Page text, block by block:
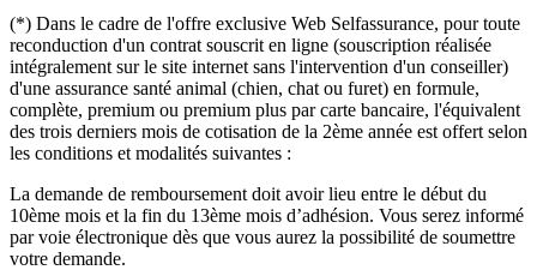
(*) Dans le cadre de l'offre exclusive Web Selfassurance, pour toute
reconduction d'un contrat souscrit en ligne (souscription réalisée
intégralement sur le site internet sans l'intervention d'un conseiller)
d'une assurance santé animal (chien, chat ou furet) en formule,
complète, premium ou premium plus par carte bancaire, l'équivalent
des trois derniers mois de cotisation de la 2ème année est offert selon
les conditions et modalités suivantes :
La demande de remboursement doit avoir lieu entre le début du
10ème mois et la fin du 13ème mois d’adhésion. Vous serez informé
par voie électronique dès que vous aurez la possibilité de soumettre
votre demande.